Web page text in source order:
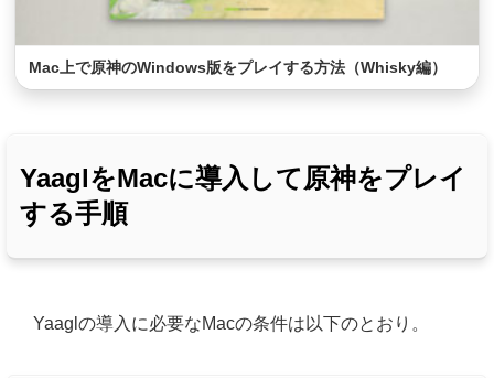
Mac上で原神のWindows版をプレイする方法（Whisky編）
YaaglをMacに導入して原神をプレイ
する手順
Yaaglの導入に必要なMacの条件は以下のとおり。